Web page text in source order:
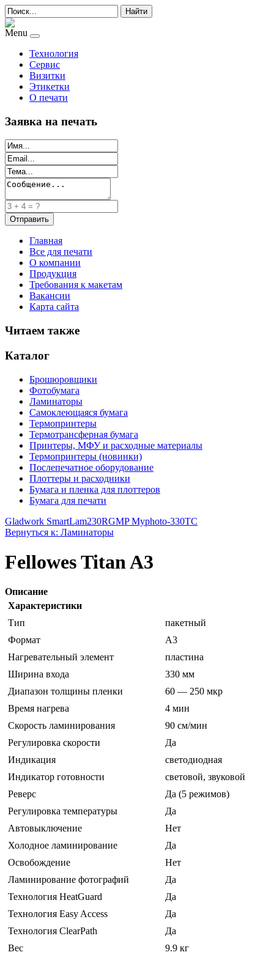
Найти
Menu
Технология
Сервис
Визитки
Этикетки
О печати
Заявка на печать
Главная
Все для печати
О компании
Продукция
Требования к макетам
Вакансии
Карта сайта
Читаем также
Каталог
Брошюровщики
Фотобумага
Ламинаторы
Самоклеющаяся бумага
Термопринтеры
Термотрансферная бумага
Принтеры, МФУ и расходные материалы
Термопринтеры (новинки)
Послепечатное оборудование
Плоттеры и расходники
Бумага и пленка для плоттеров
Бумага для печати
Gladwork SmartLam230RGMP Myphoto-330TC
Вернуться к: Ламинаторы
Fellowes Titan A3
Описание
Характеристики
Тип
пакетный
Формат
A3
Нагревательный элемент
пластина
Ширина входа
330 мм
Диапазон толщины пленки
60 — 250 мкр
Время нагрева
4 мин
Скорость ламинирования
90 см/мин
Регулировка скорости
Да
Индикация
светодиодная
Индикатор готовности
световой, звуковой
Реверс
Да (5 режимов)
Регулировка температуры
Да
Автовыключение
Нет
Холодное ламинирование
Да
Освобождение
Нет
Ламинирование фотографий
Да
Технология HeatGuard
Да
Технология Easy Access
Да
Технология ClearPath
Да
Вес
9.9 кг